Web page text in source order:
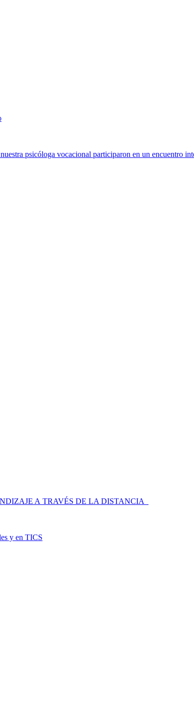
psicóloga vocacional participaron en un encuentro
A TRAVÉS DE LA DISTANCIA
y en TICS